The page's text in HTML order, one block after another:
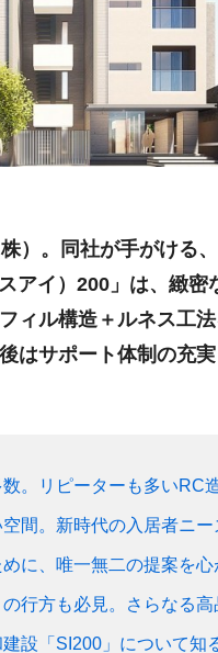
）。同社が手がける
アイ）200」は、緻密
ィル構造＋ルネス工
はサポート体制の充
。リピーターも多いRC
間。新時代の入居者ニ
に、唯一無二の提案を心
行方も必見。さらなる
設「SI200」について知